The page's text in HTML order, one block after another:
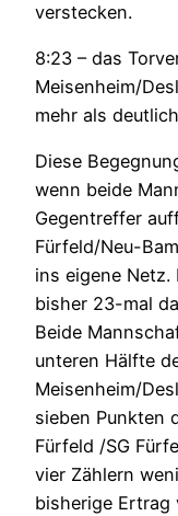
verstecken.
8:23 – das
Meisenheim/
mehr als
Diese
wenn beide
Gegentreffer
Fürfeld/Neu-
ins eigene Netz.
bisher 23-mal
Beide
unteren Hälfte
Meisenheim/
sieben Punkten
Fürfeld /SG
vier Zählern
bisherige Ertrag